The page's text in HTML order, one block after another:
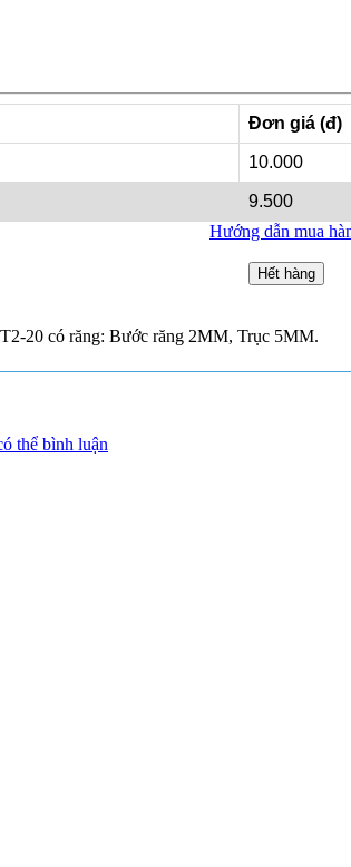
Đơn giá (đ)
10.000
9.500
Hướng dẫn mua
Hết hàng
20 có răng: Bước răng 2MM, Trục 5MM.
thể bình luận